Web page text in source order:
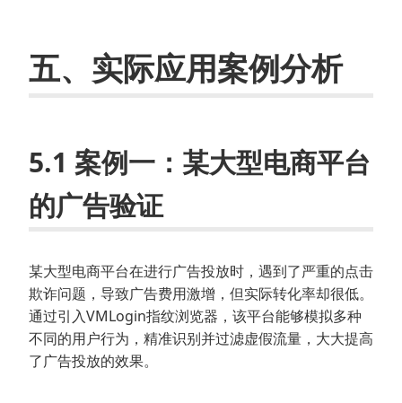
五、实际应用案例分析
5.1 案例一：某大型电商平台
的广告验证
某大型电商平台在进行广告投放时，遇到了严重的点击
欺诈问题，导致广告费用激增，但实际转化率却很低。
通过引入VMLogin指纹浏览器，该平台能够模拟多种
不同的用户行为，精准识别并过滤虚假流量，大大提高
了广告投放的效果。